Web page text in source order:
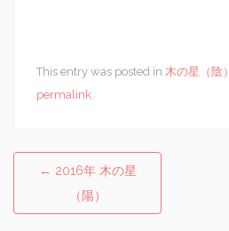
This entry was posted in 木の星（陰）
permalink.
Post navigation
← 2016年 木の星
（陽）